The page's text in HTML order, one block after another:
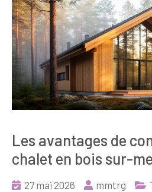
Les avantages de
chalet en bois sur-
27 mai 2026 mmtrg